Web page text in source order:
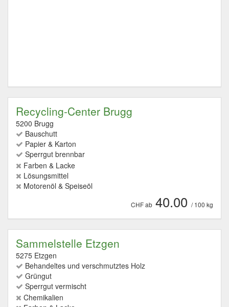
Recycling-Center Brugg
5200 Brugg
Bauschutt
Papier & Karton
Sperrgut brennbar
Farben & Lacke
Lösungsmittel
Motorenöl & Speiseöl
CHF ab 40.00 / 100 kg
Sammelstelle Etzgen
5275 Etzgen
Behandeltes und verschmutztes Holz
Grüngut
Sperrgut vermischt
Chemikalien